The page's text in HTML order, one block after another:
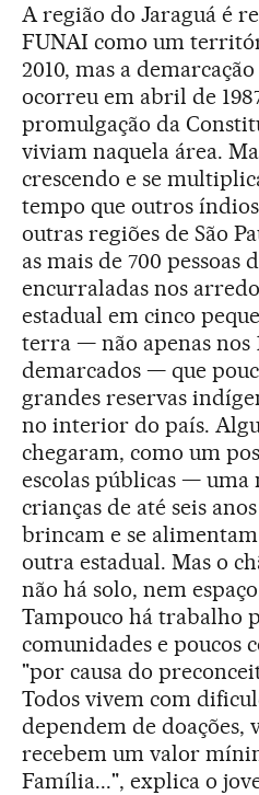
A região do Jaraguá é
FUNAI como um
2010, mas a
ocorreu em abril de
promulgação da
viviam naquela área.
crescendo e se
tempo que outros
outras regiões de São
as mais de 700 pessoas
encurraladas nos
estadual em cinco
terra — não apenas nos
demarcados — que
grandes reservas
no interior do país.
chegaram, como um
escolas públicas — uma
crianças de até seis
brincam e se
outra estadual. Mas o
não há solo, nem
Tampouco há trabalho
comunidades e poucos
"por causa do
Todos vivem com
dependem de doações,
recebem um valor
Família...", explica o